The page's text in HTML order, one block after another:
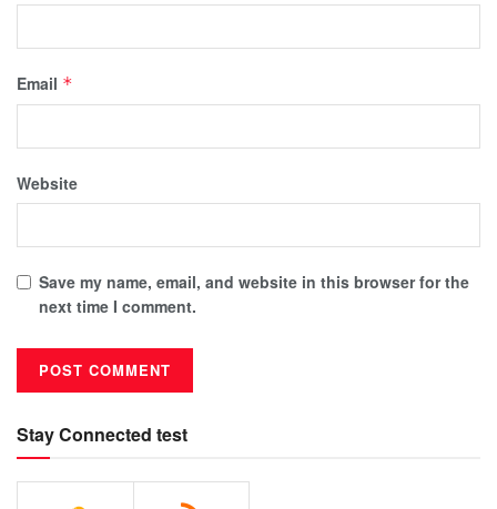
Email *
Website
Save my name, email, and website in this browser for the
next time I comment.
Stay Connected test